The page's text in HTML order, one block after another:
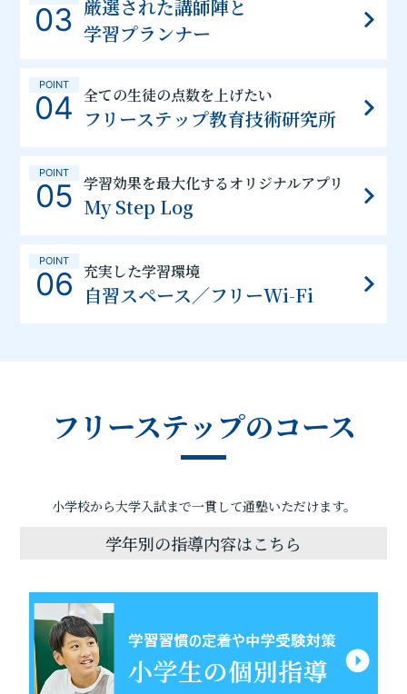
03 厳選された講師陣と
学習プランナー
POINT
04 全ての生徒の点数を上げたい
フリーステップ教育技術研究所
POINT
05 学習効果を最大化するオリジナルアプリ
My Step Log
POINT
06 充実した学習環境
自習スペース／フリーWi-Fi
フリーステップのコース
小学校から大学入試まで一貫して通塾いただけます。
学年別の指導内容はこちら